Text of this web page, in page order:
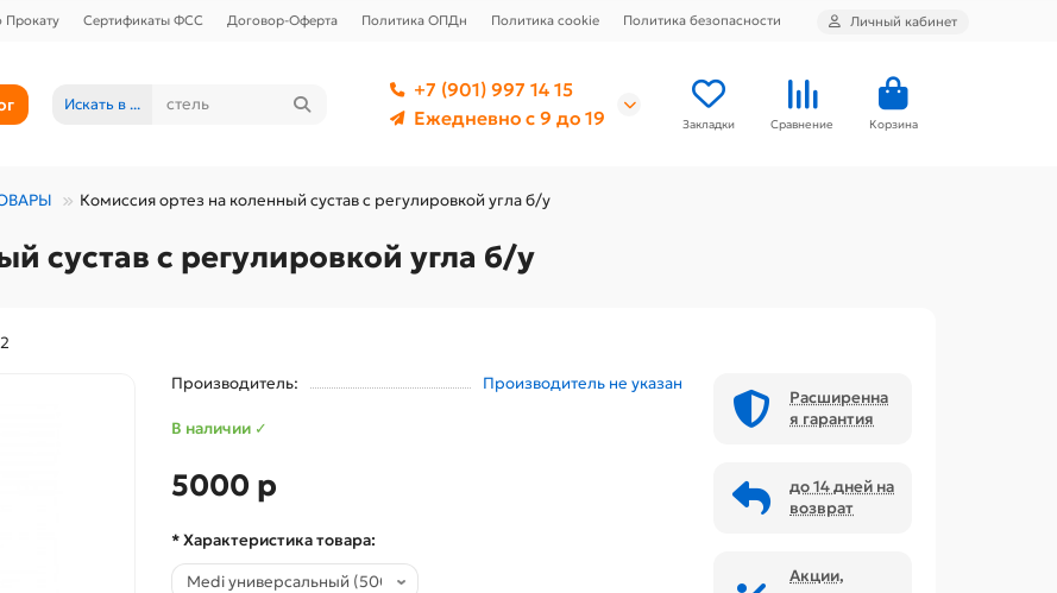
Прокату Сертификаты ФСС Договор-Оферта Политика ОПДн Политика cookie Политика безопасности Личный кабинет
Искать в ...
+7 (901) 997 14 15
Ежедневно с 9 до 19
Закладки Сравнение Корзина
Комиссия ортез на коленный сустав с регулировкой угла б/у
сустав с регулировкой угла б/у
Производитель:
Производитель не указан
В наличии ✓
5000 р
* Характеристика товара:
Расширенна
я гарантия
до 14 дней на
возврат
Акции,